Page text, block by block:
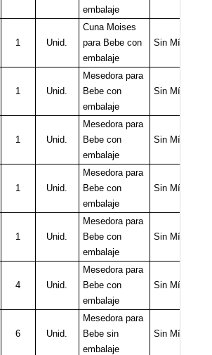
embalaje
1 Unid.
Cuna Moises
para Bebe con
embalaje
Sin Mínimo
1 Unid.
Mesedora para
Bebe con
embalaje
Sin Mínimo
1 Unid.
Mesedora para
Bebe con
embalaje
Sin Mínimo
1 Unid.
Mesedora para
Bebe con
embalaje
Sin Mínimo
1 Unid.
Mesedora para
Bebe con
embalaje
Sin Mínimo
4 Unid.
Mesedora para
Bebe con
embalaje
Sin Mínimo
6 Unid.
Mesedora para
Bebe sin
embalaje
Sin Mínimo